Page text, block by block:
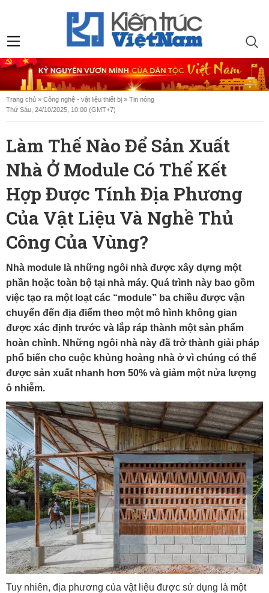
Trang chủ » Công nghệ - vật liệu thiết bị » Tin nóng
Thứ Sáu, 24/10/2025, 10:00 (GMT+7)
Làm Thế Nào Để Sản Xuất
Nhà Ở Module Có Thể Kết
Hợp Được Tính Địa Phương
Của Vật Liệu Và Nghề Thủ
Công Của Vùng?
Nhà module là những ngôi nhà được xây dựng một
phần hoặc toàn bộ tại nhà máy. Quá trình này bao gồm
việc tạo ra một loạt các “module” ba chiều được vận
chuyển đến địa điểm theo một mô hình không gian
được xác định trước và lắp ráp thành một sản phẩm
hoàn chỉnh. Những ngôi nhà này đã trở thành giải pháp
phổ biến cho cuộc khủng hoảng nhà ở vì chúng có thể
được sản xuất nhanh hơn 50% và giảm một nửa lượng
ô nhiễm.
Tuy nhiên, địa phương của vật liệu được sử dụng là một